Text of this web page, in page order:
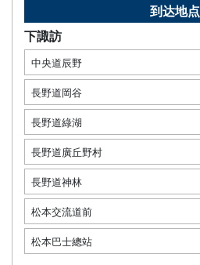
到达地点
下諏訪
中央道辰野
長野道岡谷
長野道綠湖
長野道廣丘野村
長野道神林
松本交流道前
松本巴士總站